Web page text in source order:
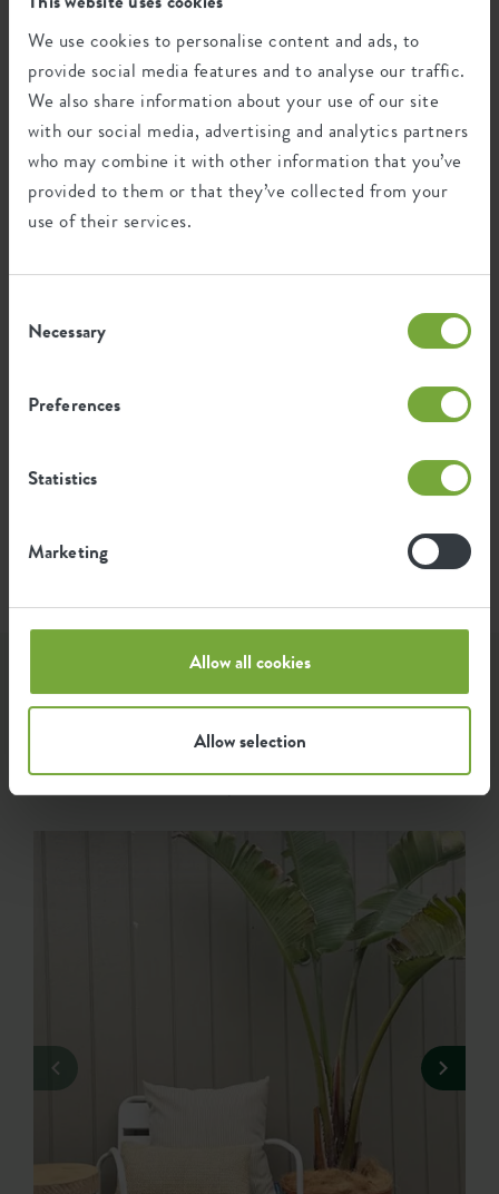
We use cookies to personalise content and ads, to
provide social media features and to analyse our traffic.
We also share information about your use of our site
with our social media, advertising and analytics partners
who may combine it with other information that you’ve
provided to them or that they’ve collected from your
use of their services.
Selection
Necessary
Preferences
Statistics
Marketing
Allow all cookies
Allow selection
Environmental footprint
kg
Average emission of CO2 for
Average emission of green energy
weight of each product.
Låt dig inspireras...
inspiration.